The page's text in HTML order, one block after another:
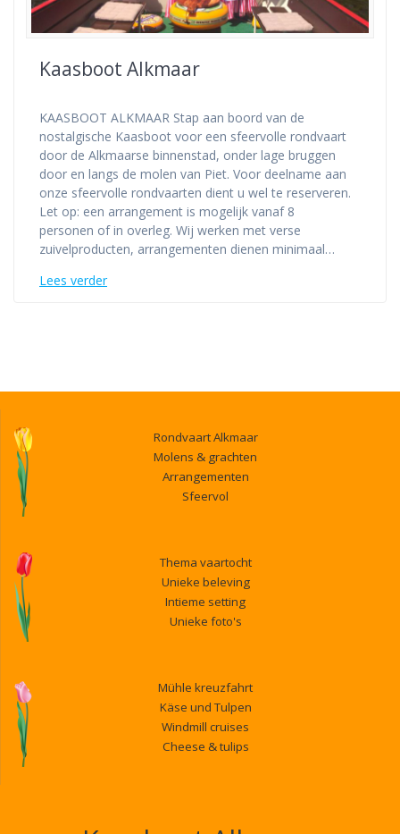
Kaasboot Alkmaar
KAASBOOT ALKMAAR Stap aan boord van de
nostalgische Kaasboot voor een sfeervolle rondvaart
door de Alkmaarse binnenstad, onder lage bruggen
door en langs de molen van Piet. Voor deelname aan
onze sfeervolle rondvaarten dient u wel te reserveren.
Let op: een arrangement is mogelijk vanaf 8
personen of in overleg. Wij werken met verse
zuivelproducten, arrangementen dienen minimaal…
Lees verder
Rondvaart Alkmaar
Molens & grachten
Arrangementen
Sfeervol
Thema vaartocht
Unieke beleving
Intieme setting
Unieke foto's
Mühle kreuzfahrt
Käse und Tulpen
Windmill cruises
Cheese & tulips